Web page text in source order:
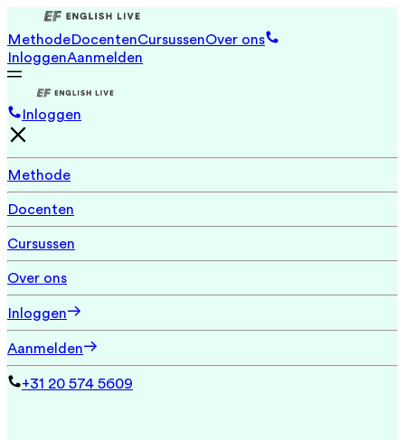
MethodeDocentenCursussenOver ons
InloggenAanmelden
Inloggen
Methode
Docenten
Cursussen
Over ons
Inloggen
Aanmelden
+31 20 574 5609